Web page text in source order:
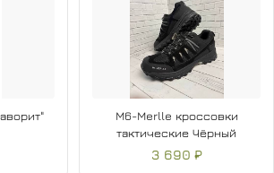
M6-Merlle кроссовки
тактические Чёрный
3 690 ₽